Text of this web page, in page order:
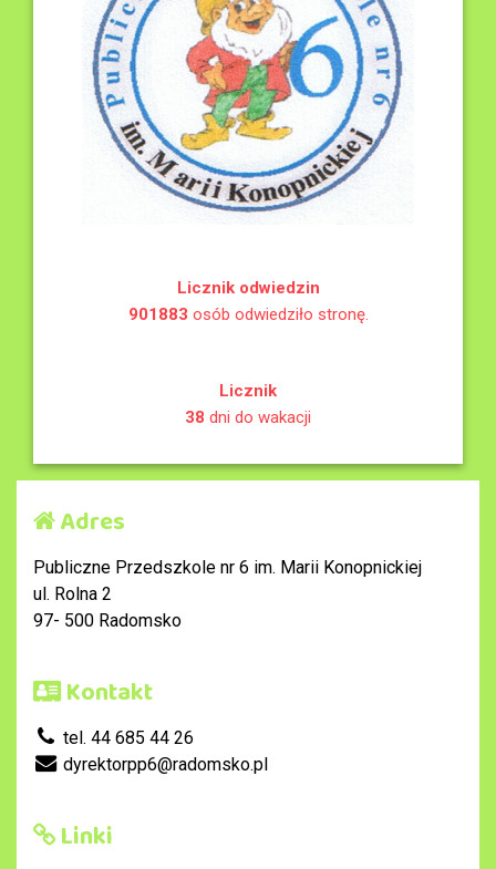
Licznik odwiedzin
901883 osób odwiedziło stronę.
Licznik
38 dni do wakacji
Adres
Publiczne Przedszkole nr 6 im. Marii Konopnickiej
ul. Rolna 2
97- 500 Radomsko
Kontakt
tel. 44 685 44 26
dyrektorpp6@radomsko.pl
Linki